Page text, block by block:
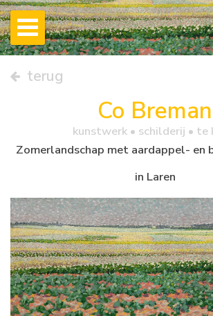
terug
Co Breman
kunstwerk • schilderij • te
Zomerlandschap met aardappel- en
in Laren